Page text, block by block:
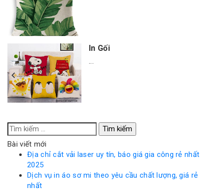
In Gối
...
Tìm
kiếm
cho:
Bài viết mới
Địa chỉ cắt vải laser uy tín, báo giá gia công rẻ nhất
2025
Dịch vụ in áo sơ mi theo yêu cầu chất lượng, giá rẻ
nhất